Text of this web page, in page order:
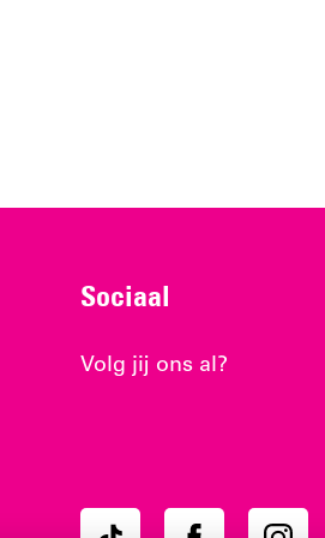
Sociaal
Volg jij ons al?